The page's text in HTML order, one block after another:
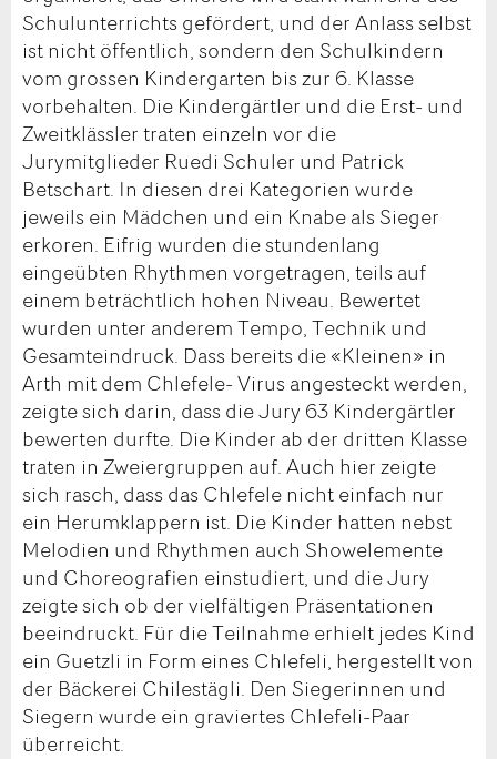
Schulunterrichts gefördert, und der Anlass selbst
ist nicht öffentlich, sondern den Schulkindern
vom grossen Kindergarten bis zur 6. Klasse
vorbehalten. Die Kindergärtler und die Erst- und
Zweitklässler traten einzeln vor die
Jurymitglieder Ruedi Schuler und Patrick
Betschart. In diesen drei Kategorien wurde
jeweils ein Mädchen und ein Knabe als Sieger
erkoren. Eifrig wurden die stundenlang
eingeübten Rhythmen vorgetragen, teils auf
einem beträchtlich hohen Niveau. Bewertet
wurden unter anderem Tempo, Technik und
Gesamteindruck. Dass bereits die «Kleinen» in
Arth mit dem Chlefele- Virus angesteckt werden,
zeigte sich darin, dass die Jury 63 Kindergärtler
bewerten durfte. Die Kinder ab der dritten Klasse
traten in Zweiergruppen auf. Auch hier zeigte
sich rasch, dass das Chlefele nicht einfach nur
ein Herumklappern ist. Die Kinder hatten nebst
Melodien und Rhythmen auch Showelemente
und Choreografien einstudiert, und die Jury
zeigte sich ob der vielfältigen Präsentationen
beeindruckt. Für die Teilnahme erhielt jedes Kind
ein Guetzli in Form eines Chlefeli, hergestellt von
der Bäckerei Chilestägli. Den Siegerinnen und
Siegern wurde ein graviertes Chlefeli-Paar
überreicht.